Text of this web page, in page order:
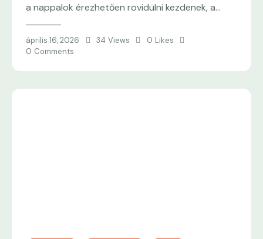
a nappalok érezhetően rövidülni kezdenek, a…
április 16, 2026 34 Views 0 Likes
0 Comments